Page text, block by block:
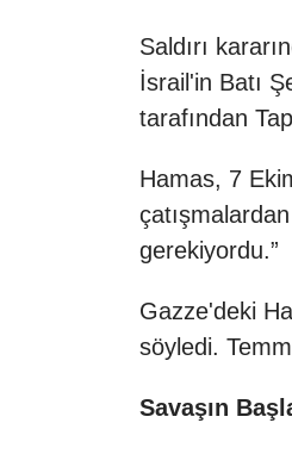
Saldırı
İsrail'in Batı
tarafından
Hamas, 7
gerekiyordu.”
Gazze'deki
söyledi.
Savaşın